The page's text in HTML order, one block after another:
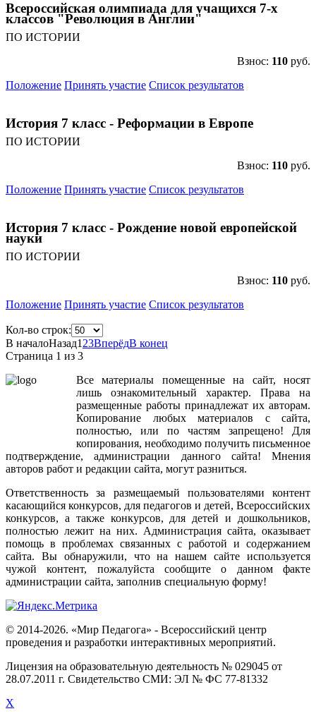
Всероссийская олимпиада для учащихся 7-х
классов "Революция в Англии"
ПО ИСТОРИИ
Взнос: 110 руб.
Положение Принять участие Список результатов
История 7 класс - Реформации в Европе
ПО ИСТОРИИ
Взнос: 110 руб.
Положение Принять участие Список результатов
История 7 класс - Рождение новой европейской
науки
ПО ИСТОРИИ
Взнос: 110 руб.
Положение Принять участие Список результатов
Кол-во строк:
В началоНазад1 23ВперёдВ конец
Страница 1 из 3
Все
материалы помещенные на сайт,носят
лишь
ознакомительный характер. Права
на
размещенные работы принадлежат их авторам.
Копирование
любых материалов с сайта,
полностью, или по частям запрещено! Для
копирования, необходимо получить письменное
подтверждение,администрации данного сайта! Мнения
авторов работ и редакции сайта, могут разниться.
Ответственность
за размещаемый пользователями
контент
касающийся конкурсов, для педагогов и детей, Всероссийских
конкурсов, а также конкурсов, для детей и дошкольников,
полностью лежит на них. Администрация сайта, оказывает
помощь в проблемах связанных с работой и содержанием
сайта. Вы обнаружили, что на нашем сайте используется
чужой
контент, пожалуйста сообщите о данном
факте
администрации сайта, заполнив специальную форму!
© 2014-2026. «Мир Педагога» - Всероссийский центр
проведения и разработки интерактивных мероприятий.
Лицензия на образовательную деятельность № 029045 от
28.07.2011 г. Свидетельство СМИ: ЭЛ № ФС 77-81332
X